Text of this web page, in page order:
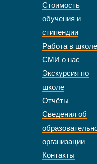
Стоимость
обучения и
стипендии
Работа в школе
СМИ о нас
Экскурсия по
школе
Отчёты
Сведения об
организации
Контакты